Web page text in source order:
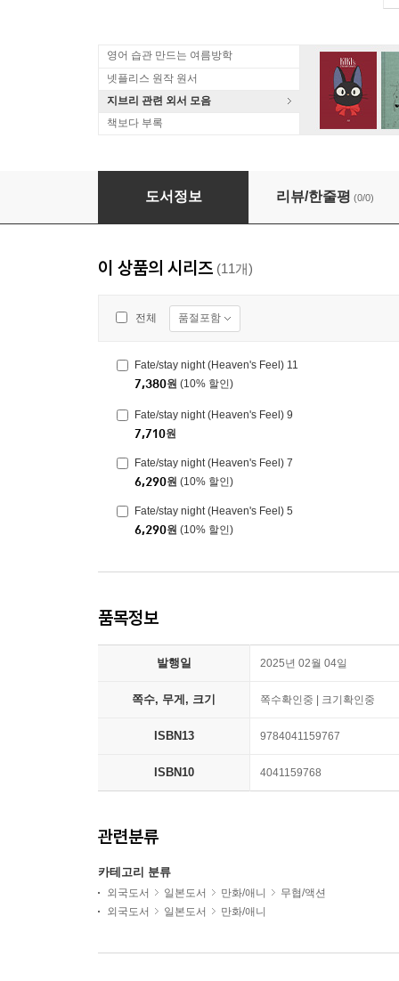
영어 습관 만드는 여름방학
넷플리스 원작 원서
지브리 관련 외서 모음
책보다 부록
Fate/stay night (Heaven's Feel) 11
도서정보 리뷰/한줄평 (0/0)
이 상품의 시리즈 (11개)
전체 품절포함
Fate/stay night (Heaven's Feel) 11
7,380원 (10% 할인)
Fate/stay night (Heaven's Feel) 9
7,710원
Fate/stay night (Heaven's Feel) 7
6,290원 (10% 할인)
Fate/stay night (Heaven's Feel) 5
6,290원 (10% 할인)
품목정보
발행일 2025년 02월 04일
쪽수, 무게, 크기 쪽수확인중 | 크기확인중
ISBN13 9784041159767
ISBN10 4041159768
관련분류
카테고리 분류
외국도서 일본도서 만화/애니
무협/액션
외국도서
일본도서 만화/애니